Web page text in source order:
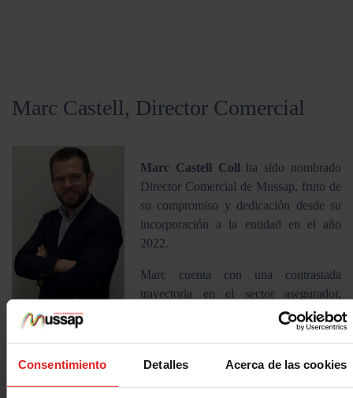
Consentimiento Detalles Acerca de las cookies
Marc Castell, Director Comercial
Marc Castell Coll ha sido nombrado
Director Comercial de Mussap, fruto de
su compromiso y dedicación desde su
incorporación a la entidad en el año
2022.
Marc cuenta con una contrastada
trayectoria en el sector asegurador,
iniciada en el mundo de la correduría de
seguros y culminada con un máster en
permiten asumir con garantías de éxito la nueva responsabilidad
que se le confía.